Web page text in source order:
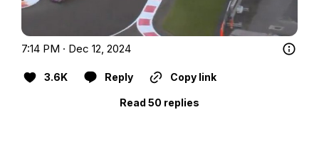
7:14 PM · Dec 12, 2024
3.6K Reply Copy link
Read 50 replies